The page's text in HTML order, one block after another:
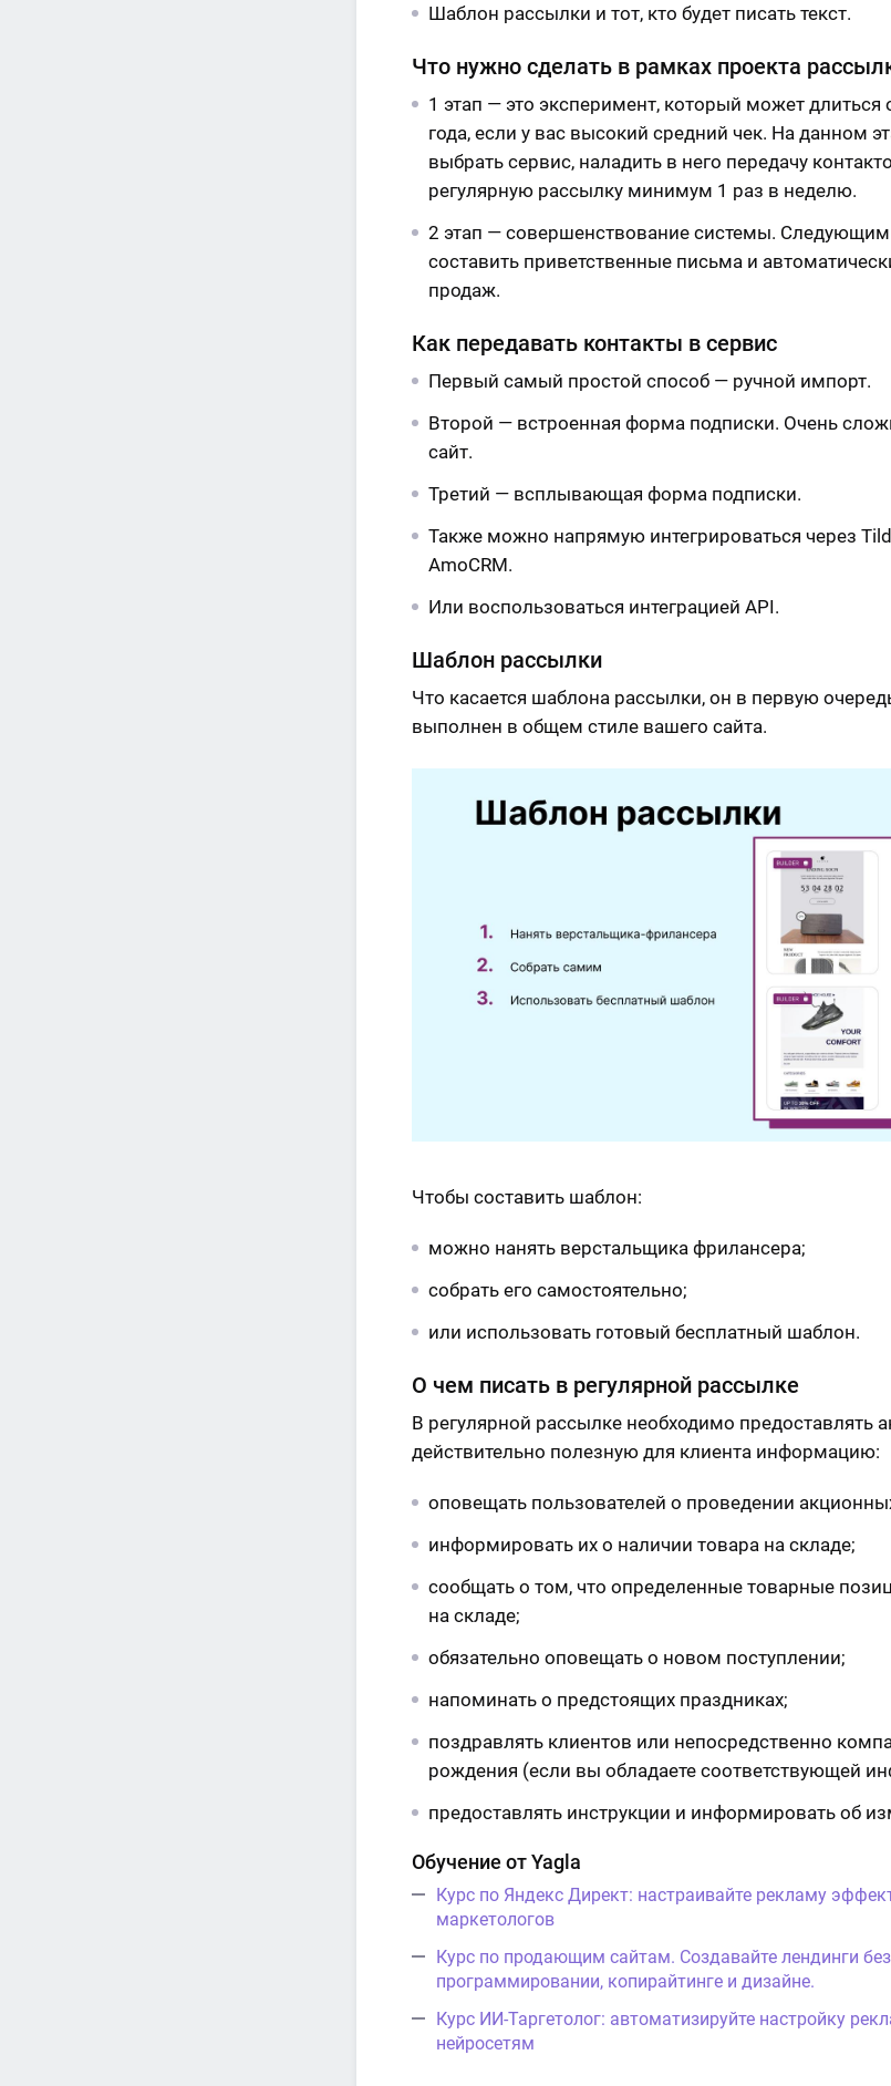
Шаблон рассылки и тот, кто будет писать текст.
Что нужно сделать в рамках проекта
1 этап — это эксперимент, который может длиться
года, если у вас высокий средний чек. На данном
выбрать сервис, наладить в него передачу
регулярную рассылку минимум 1 раз в неделю.
2 этап — совершенствование системы.
составить приветственные письма и
продаж.
Как передавать контакты в сервис
Первый самый простой способ — ручной импорт.
Второй — встроенная форма подписки. Очень
сайт.
Третий — всплывающая форма подписки.
Также можно напрямую интегрироваться через
AmoCRM.
Или воспользоваться интеграцией API.
Шаблон рассылки
Что касается шаблона рассылки, он в первую
выполнен в общем стиле вашего сайта.
Чтобы составить шаблон:
можно нанять верстальщика фрилансера;
собрать его самостоятельно;
или использовать готовый бесплатный шаблон.
О чем писать в регулярной рассылке
В регулярной рассылке необходимо предоставлять
действительно полезную для клиента информацию:
оповещать пользователей о проведении
информировать их о наличии товара на складе;
сообщать о том, что определенные товарные
на складе;
обязательно оповещать о новом поступлении;
напоминать о предстоящих праздниках;
поздравлять клиентов или непосредственно
рождения (если вы обладаете соответствующей
предоставлять инструкции и информировать об
Обучение от Yagla
Курс по Яндекс Директ: настраивайте рекламу
маркетологов
Курс по продающим сайтам. Создавайте лендинги
программировании, копирайтинге и дизайне.
Курс ИИ-Таргетолог: автоматизируйте настройку
нейросетям